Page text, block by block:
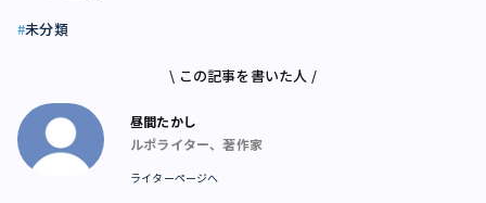
未分類
\ この記事を書いた人 /
昼間たかし
ルポライター、著作家
ライターページへ